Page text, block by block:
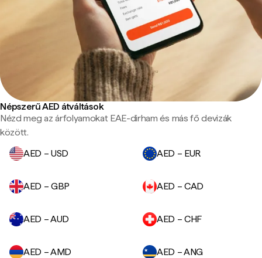
Népszerű AED átváltások
Nézd meg az árfolyamokat EAE-dirham és más fő devizák
között.
AED – USD
AED – EUR
AED – GBP AED – CAD
AED – AUD AED – CHF
AED – AMD
AED – ANG